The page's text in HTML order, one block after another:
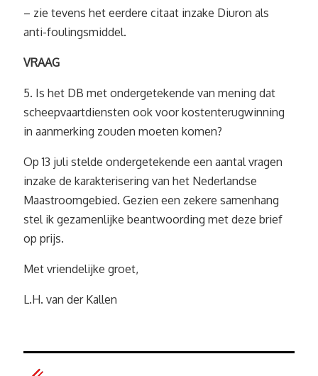
– zie tevens het eerdere citaat inzake Diuron als
anti-foulingsmiddel.
VRAAG
5. Is het DB met ondergetekende van mening dat
scheepvaartdiensten ook voor kostenterugwinning
in aanmerking zouden moeten komen?
Op 13 juli stelde ondergetekende een aantal vragen
inzake de karakterisering van het Nederlandse
Maastroomgebied. Gezien een zekere samenhang
stel ik gezamenlijke beantwoording met deze brief
op prijs.
Met vriendelijke groet,
L.H. van der Kallen